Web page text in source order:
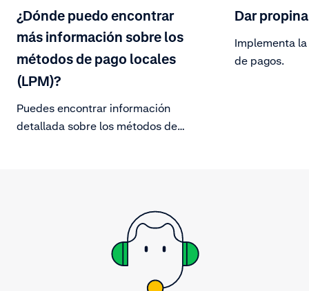
¿Dónde puedo encontrar
más información sobre los
métodos de pago locales
(LPM)?
Puedes encontrar información
detallada sobre los métodos de
principales métodos de pago,
Dar propina
Implementa
de pagos.